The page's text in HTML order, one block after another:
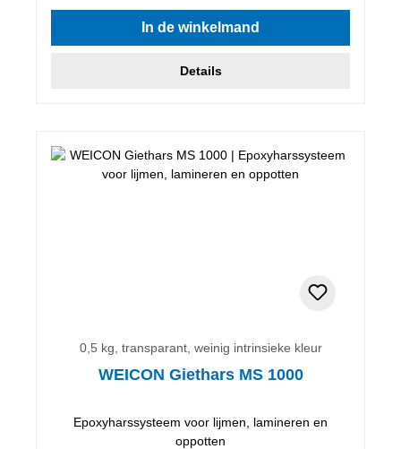
In de winkelmand
Details
0,5 kg, transparant, weinig intrinsieke kleur
WEICON Giethars MS 1000
Epoxyharssysteem voor lijmen, lamineren en
oppotten